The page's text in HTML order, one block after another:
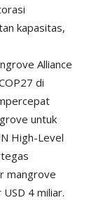
kapasitas,
Alliance
di
untuk
High-Level
mangrove
4 miliar.